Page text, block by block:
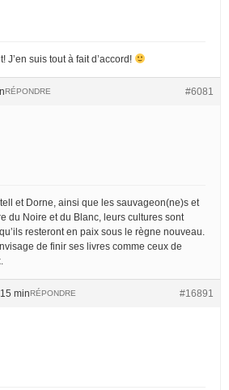
suis tout à fait d’accord!
#6081
RÉPONDRE
et Dorne, ainsi que les sauvageon(ne)s et
du Noire et du Blanc, leurs cultures sont
resteront en paix sous le règne nouveau.
de finir ses livres comme ceux de
min #16891
RÉPONDRE